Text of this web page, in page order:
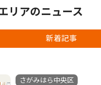
リアのニュース
新着記事
さがみはら中央区